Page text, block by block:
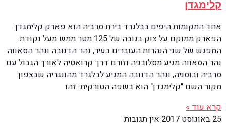
קלימגדן
אחד המקומות היפים בבלגרד בירת סרביה הוא פארק קלימגדן.
הפארק ממוקם על צוק בגובה של 125 מטר ממש מעל נקודת
המפגש של שני הנהרות העוברים בעיר, נהר הדנובה ונהר הסאווה.
נהר הסאווה מגיע מסלובניה וזורם דרך קרואטיה לאורך הגבול עם
סרביה ובוסניה, ונהר הדנובה המגיע לבלגרד מהונגריה שבצפון.
מקור השם "קלימגדן" הוא בשפה הטורקית: זהו
קרא עוד »
25 באוגוסט 2017
אין תגובות